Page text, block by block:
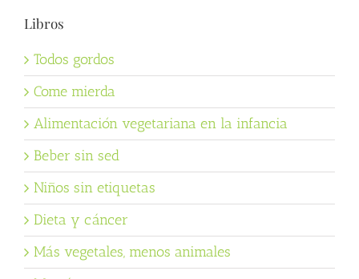
Libros
Todos gordos
Come mierda
Alimentación vegetariana en la infancia
Beber sin sed
Niños sin etiquetas
Dieta y cáncer
Más vegetales, menos animales